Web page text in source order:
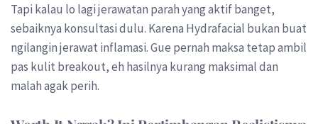
Tapi kalau lo lagi jerawatan parah yang aktif banget,
sebaiknya konsultasi dulu. Karena Hydrafacial bukan buat
ngilangin jerawat inflamasi. Gue pernah maksa tetap ambil
pas kulit breakout, eh hasilnya kurang maksimal dan
malah agak perih.